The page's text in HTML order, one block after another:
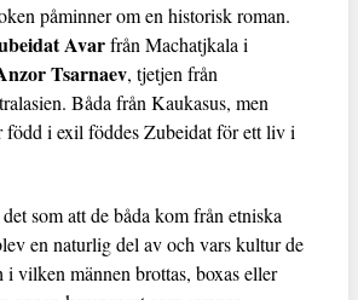
påminner om en historisk roman.
Avarfrån Machatjkala i
Tsarnaev, tjetjen från
Båda från Kaukasus, men
född i exil föddes Zubeidat för ett liv i
som att de båda kom från etniska
en naturlig del av och vars kultur de
i vilken männen brottas, boxas eller